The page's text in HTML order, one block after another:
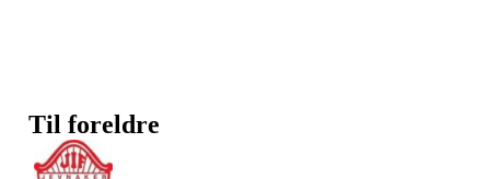
Til foreldre